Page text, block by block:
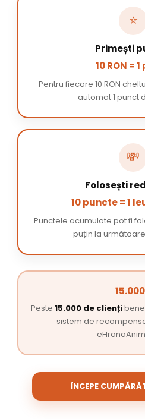
⭐
Primești
10 RON =
Pentru fiecare 10 RON
automat 1 punct
💸
Folosești
10 puncte = 1
Punctele acumulate pot fi
puțin la
Peste 15.000 de clienți
sistem de
ÎNCEPE